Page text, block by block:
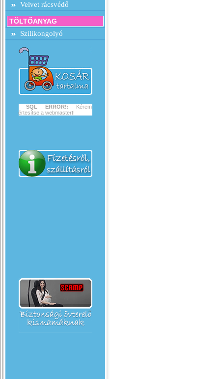
Velvet rácsvédő
TÖLTŐANYAG
Szilikongolyó
SQL ERROR!: Kérem
értesítse a webmastert!